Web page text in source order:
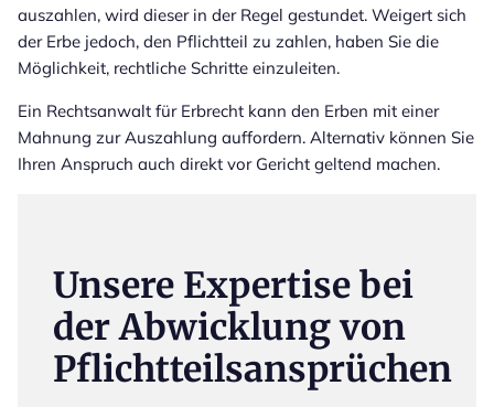
auszahlen, wird dieser in der Regel gestundet. Weigert sich
der Erbe jedoch, den Pflichtteil zu zahlen, haben Sie die
Möglichkeit, rechtliche Schritte einzuleiten.
Ein Rechtsanwalt für Erbrecht kann den Erben mit einer
Mahnung zur Auszahlung auffordern. Alternativ können Sie
Ihren Anspruch auch direkt vor Gericht geltend machen.
Unsere Expertise bei
der Abwicklung von
Pflichtteilsansprüchen